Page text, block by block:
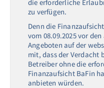
die erforderliche
zu verfügen.
Denn die
vom 08.09.2025 vor
Angeboten auf der
mit, dass der Verdacht
Betreiber ohne die
Finanzaufsicht BaFin
anbieten würden.